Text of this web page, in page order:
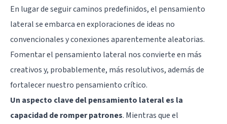
En lugar de seguir caminos predefinidos, el pensamiento
lateral se embarca en exploraciones de ideas no
convencionales y conexiones aparentemente aleatorias.
Fomentar el pensamiento lateral nos convierte en más
creativos y, probablemente, más resolutivos, además de
fortalecer nuestro pensamiento crítico.
Un aspecto clave del pensamiento lateral es la
capacidad de romper patrones. Mientras que el